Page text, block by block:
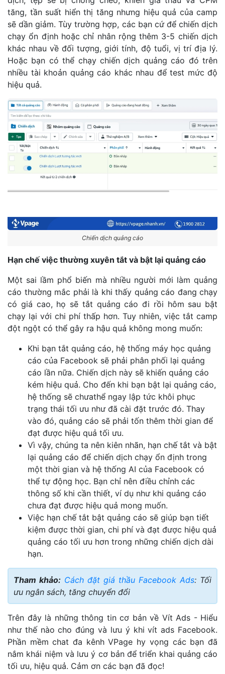
tăng, tần suất hiển thị tăng nhưng hiệu quả của camp
sẽ dần giảm. Tùy trường hợp, các bạn cứ để chiến dịch
chạy ổn định hoặc chỉ nhân rộng thêm 3-5 chiến dịch
khác nhau về đối tượng, giới tính, độ tuổi, vị trí địa lý.
Hoặc bạn có thể chạy chiến dịch quảng cáo đó trên
nhiều tài khoản quảng cáo khác nhau để test mức độ
hiệu quả.
Chiến dịch quảng cáo
Hạn chế việc thường xuyên tắt và bật lại quảng cáo
Một sai lầm phổ biến mà nhiều người mới làm quảng
cáo thường mắc phải là khi thấy quảng cáo đang chạy
có giá cao, họ sẽ tắt quảng cáo đi rồi hôm sau bật
chạy lại với chi phí thấp hơn. Tuy nhiên, việc tắt camp
đột ngột có thể gây ra hậu quả không mong muốn:
Khi bạn tắt quảng cáo, hệ thống máy học quảng
cáo của Facebook sẽ phải phân phối lại quảng
cáo lần nữa. Chiến dịch này sẽ khiến quảng cáo
kém hiệu quả. Cho đến khi bạn bật lại quảng cáo,
hệ thống sẽ chưathể ngay lập tức khôi phục
trạng thái tối ưu như đã cài đặt trước đó. Thay
vào đó, quảng cáo sẽ phải tốn thêm thời gian để
đạt được hiệu quả tối ưu.
Vì vậy, chúng ta nên kiên nhãn, hạn chế tắt và bật
lại quảng cáo để chiến dịch chạy ổn định trong
một thời gian và hệ thống AI của Facebook có
thể tự động học. Bạn chỉ nên điều chỉnh các
thông số khi cần thiết, ví dụ như khi quảng cáo
chưa đạt được hiệu quả mong muốn.
Việc hạn chế tắt bật quảng cáo sẽ giúp bạn tiết
kiệm được thời gian, chi phí và đạt được hiệu quả
quảng cáo tối ưu hơn trong những chiến dịch dài
hạn.
Tham khảo: Cách đặt giá thầu Facebook Ads: Tối
ưu ngân sách, tăng chuyển đổi
Trên đây là những thông tin cơ bản về Vít Ads - Hiểu
như thế nào cho đúng và lưu ý khi vít ads Facebook.
Phần mềm chat đa kênh VPage hy vọng các bạn đã
nắm khái niệm và lưu ý cơ bản để triển khai quảng cáo
tối ưu, hiệu quả. Cảm ơn các bạn đã đọc!